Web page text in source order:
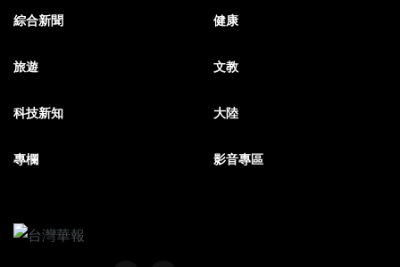
綜合新聞 健康
旅遊 文教
科技新知 大陸
專欄 影音專區